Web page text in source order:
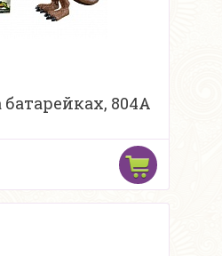
804A